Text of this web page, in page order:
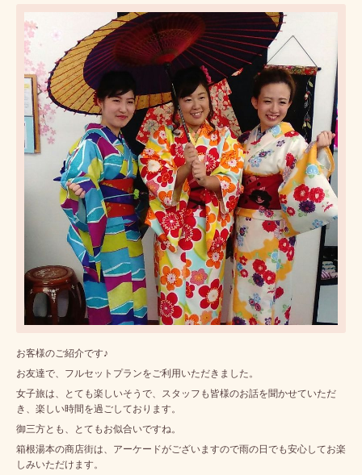
お客様のご紹介です♪
お友達で、フルセットプランをご利用いただきました。
女子旅は、とても楽しいそうで、スタッフも皆様のお話を聞かせていただ
き、楽しい時間を過ごしております。
御三方とも、とてもお似合いですね。
箱根湯本の商店街は、アーケードがございますので雨の日でも安心してお楽
しみいただけます。